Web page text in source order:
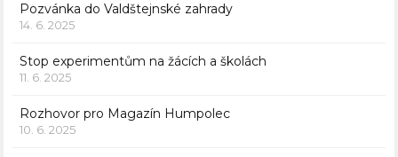
Pozvánka do Valdštejnské zahrady
14. 6. 2025
Stop experimentům na žácích a školách
11. 6. 2025
Rozhovor pro Magazín Humpolec
10. 6. 2025